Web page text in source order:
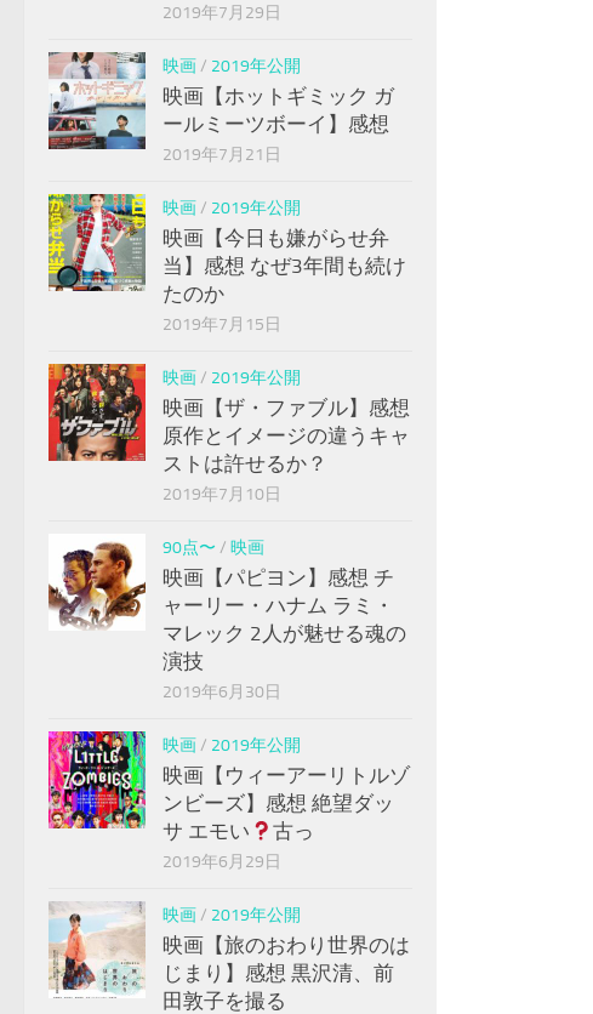
2019年7月29日
映画/ 2019年公開
映画【ホットギミック ガ
ールミーツボーイ】感想
2019年7月21日
映画/ 2019年公開
映画【今日も嫌がらせ弁
当】感想 なぜ3年間も続け
たのか
2019年7月15日
映画/ 2019年公開
映画【ザ・ファブル】感想
原作とイメージの違うキャ
ストは許せるか？
2019年7月10日
90点〜 / 映画
映画【パピヨン】感想 チ
ャーリー・ハナム ラミ・
マレック 2人が魅せる魂の
演技
2019年6月30日
映画/ 2019年公開
映画【ウィーアーリトルゾ
ンビーズ】感想 絶望ダッ
サ エモい
古っ
2019年6月29日
映画/ 2019年公開
映画【旅のおわり世界のは
じまり】感想 黒沢清、前
田敦子を撮る